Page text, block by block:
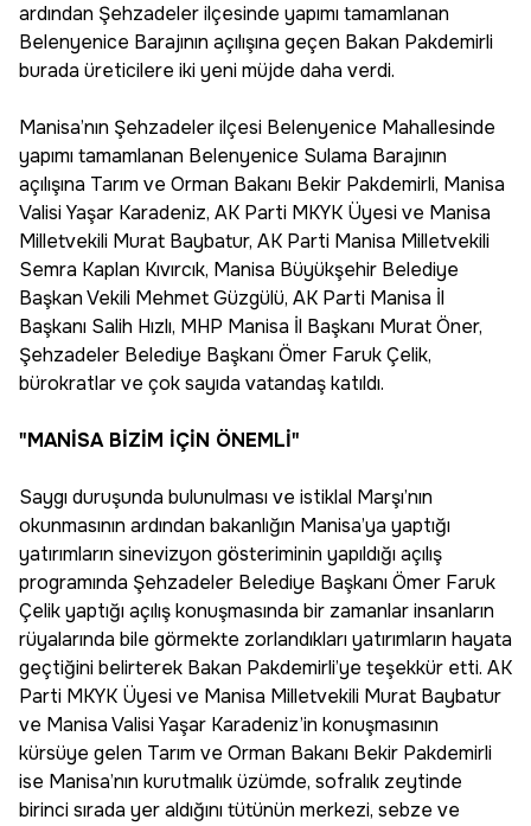
ardından Şehzadeler ilçesinde yapımı tamamlanan
Belenyenice Barajının açılışına geçen Bakan Pakdemirli
burada üreticilere iki yeni müjde daha verdi.
Manisa’nın Şehzadeler ilçesi Belenyenice Mahallesinde
yapımı tamamlanan Belenyenice Sulama Barajının
açılışına Tarım ve Orman Bakanı Bekir Pakdemirli, Manisa
Valisi Yaşar Karadeniz, AK Parti MKYK Üyesi ve Manisa
Milletvekili Murat Baybatur, AK Parti Manisa Milletvekili
Semra Kaplan Kıvırcık, Manisa Büyükşehir Belediye
Başkan Vekili Mehmet Güzgülü, AK Parti Manisa İl
Başkanı Salih Hızlı, MHP Manisa İl Başkanı Murat Öner,
Şehzadeler Belediye Başkanı Ömer Faruk Çelik,
bürokratlar ve çok sayıda vatandaş katıldı.
"MANİSA BİZİM İÇİN ÖNEMLİ"
Saygı duruşunda bulunulması ve istiklal Marşı’nın
okunmasının ardından bakanlığın Manisa’ya yaptığı
yatırımların sinevizyon gösteriminin yapıldığı açılış
programında Şehzadeler Belediye Başkanı Ömer Faruk
Çelik yaptığı açılış konuşmasında bir zamanlar insanların
rüyalarında bile görmekte zorlandıkları yatırımların hayata
geçtiğini belirterek Bakan Pakdemirli’ye teşekkür etti. AK
Parti MKYK Üyesi ve Manisa Milletvekili Murat Baybatur
ve Manisa Valisi Yaşar Karadeniz’in konuşmasının
kürsüye gelen Tarım ve Orman Bakanı Bekir Pakdemirli
ise Manisa’nın kurutmalık üzümde, sofralık zeytinde
birinci sırada yer aldığını tütünün merkezi, sebze ve